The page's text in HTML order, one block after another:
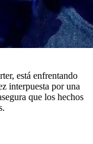
está enfrentando
interpuesta por una
que los hechos